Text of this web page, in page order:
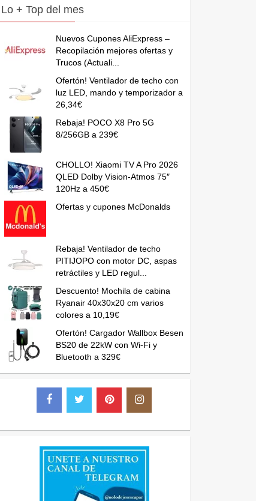
Lo + Top del mes
Nuevos Cupones AliExpress –
Recopilación mejores ofertas y
Trucos (Actuali...
Ofertón! Ventilador de techo con
luz LED, mando y temporizador a
26,34€
Rebaja! POCO X8 Pro 5G
8/256GB a 239€
CHOLLO! Xiaomi TV A Pro 2026
QLED Dolby Vision-Atmos 75″
120Hz a 450€
Ofertas y cupones McDonalds
Rebaja! Ventilador de techo
PITIJOPO con motor DC, aspas
retráctiles y LED regul...
Descuento! Mochila de cabina
Ryanair 40x30x20 cm varios
colores a 10,19€
Ofertón! Cargador Wallbox Besen
BS20 de 22kW con Wi-Fi y
Bluetooth a 329€